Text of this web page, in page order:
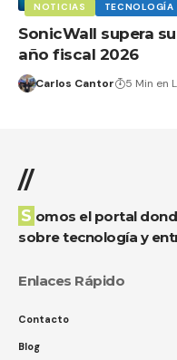
NOTICIAS TECNOLOGÍA
SonicWall supera
año fiscal 2026
Carlos Cantor 5 Min en
//
Somos el portal donde obtendrás las novedades
sobre tecnología y
Enlaces Rápido
Contacto
Blog